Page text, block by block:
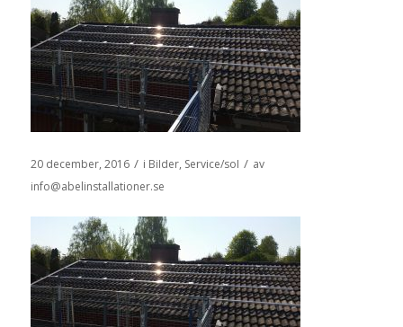
20 december, 2016 / i Bilder, Service/sol / av
info@abelinstallationer.se